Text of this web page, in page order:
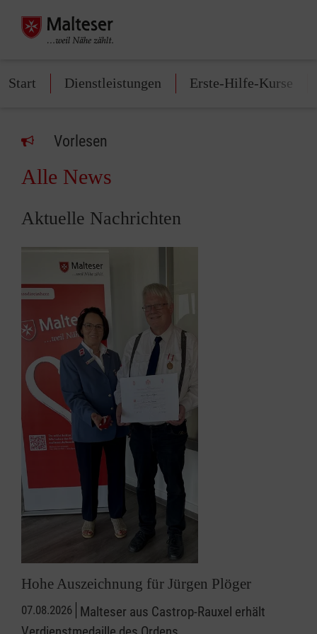
Start Dienstleistungen Erste-Hilfe-Kurse
Vorlesen
Alle News
Aktuelle Nachrichten
Hohe Auszeichnung für Jürgen Plöger
07.08.2026 Malteser aus Castrop-Rauxel erhält